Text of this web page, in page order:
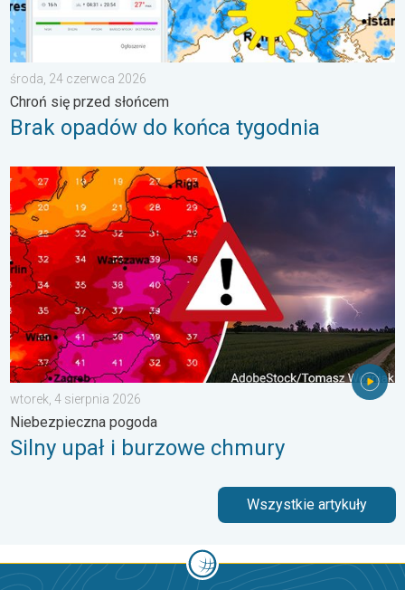
środa, 24 czerwca 2026
Chroń się przed słońcem
Brak opadów do końca tygodnia
Silny upał i burzowe chmury. Niebezpieczna pogoda. . .
wtorek, 4 sierpnia 2026
Niebezpieczna pogoda
Silny upał i burzowe chmury
Wszystkie artykuły